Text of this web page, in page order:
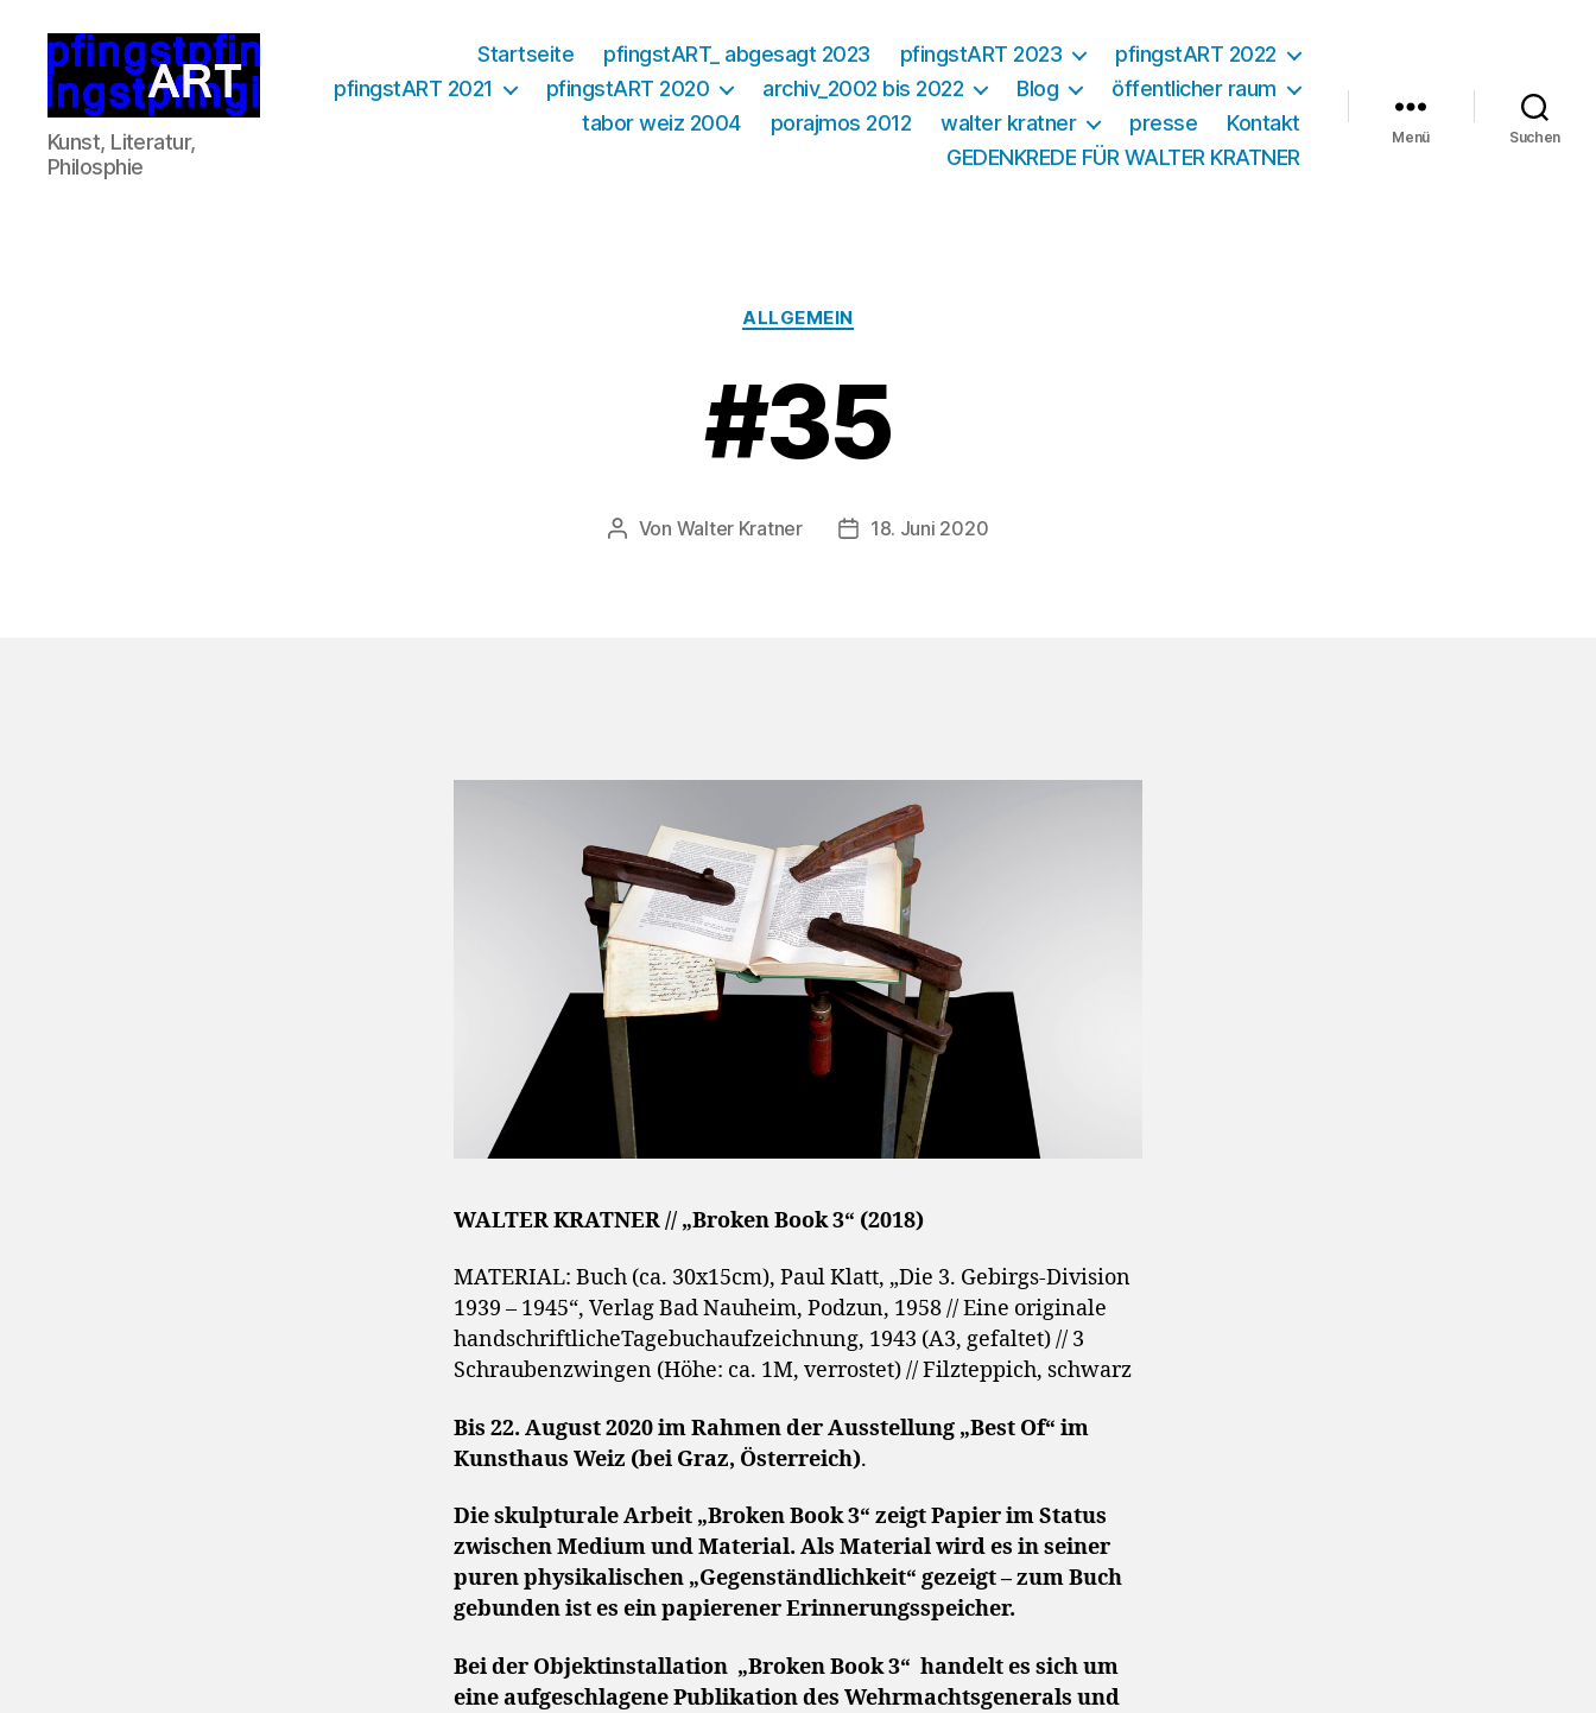
pfingstart.at
Kunst, Literatur,
Philosphie
Startseite pfingstART_ abgesagt 2023 pfingstART 2023
pfingstART 2022
pfingstART 2021
pfingstART 2020 archiv_2002 bis 2022 Blog
öffentlicher raum
tabor weiz 2004
porajmos 2012 walter kratner presse
Kontakt
GEDENKREDE FÜR WALTER KRATNER
Menü Suchen
Kategorien
ALLGEMEIN
#35
Beitragsautor
Von Walter Kratner Beitragsdatum
18. Juni 2020
WALTER KRATNER // „Broken Book 3“ (2018)
MATERIAL: Buch (ca. 30x15cm), Paul Klatt, „Die 3. Gebirgs-Division
1939 – 1945“, Verlag Bad Nauheim, Podzun, 1958 // Eine originale
handschriftlicheTagebuchaufzeichnung, 1943 (A3, gefaltet) // 3
Schraubenzwingen (Höhe: ca. 1M, verrostet) // Filzteppich, schwarz
Bis 22. August 2020 im Rahmen der Ausstellung „Best Of“ im
Kunsthaus Weiz (bei Graz, Österreich).
Die skulpturale Arbeit „Broken Book 3“ zeigt Papier im Status
zwischen Medium und Material. Als Material wird es in seiner
puren physikalischen „Gegenständlichkeit“ gezeigt – zum Buch
gebunden ist es ein papierener Erinnerungsspeicher.
Bei der Objektinstallation „Broken Book 3“ handelt es sich um
eine aufgeschlagene Publikation des Wehrmachtsgenerals und